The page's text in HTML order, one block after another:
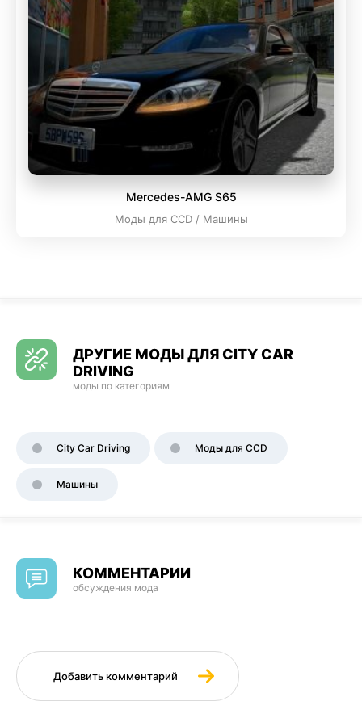
Mercedes-AMG S65
Моды для CCD / Машины
ДРУГИЕ МОДЫ ДЛЯ CITY CAR
DRIVING
моды по категориям
City Car Driving Моды для CCD
Машины
КОММЕНТАРИИ
обсуждения мода
Добавить комментарий